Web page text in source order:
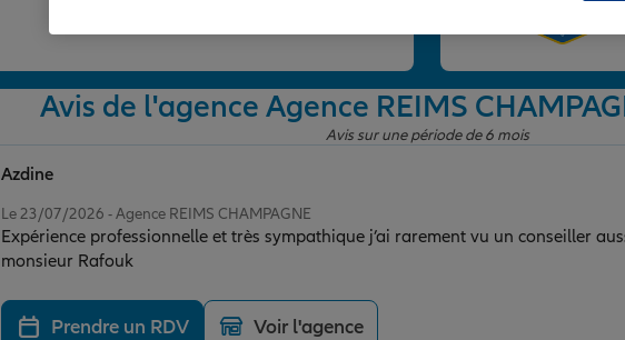
Avis de l'agence Agence REIMS
Avis sur une période de 6 mois
Le 23/07/2026 - Agence REIMS CHAMPAGNE
Expérience professionnelle et très sympathique j’ai rarement vu un conseiller
monsieur Rafouk
Azdine
Prendre un RDV Voir l'agence